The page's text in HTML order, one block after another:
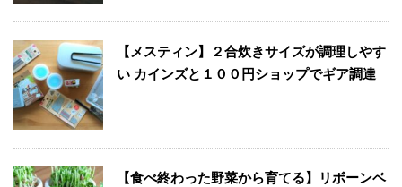
【メスティン】２合炊きサイズが調理しやす
い カインズと１００円ショップでギア調達
【食べ終わった野菜から育てる】リボーンベ